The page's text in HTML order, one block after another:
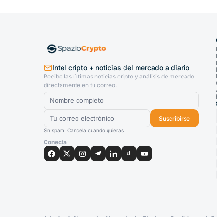
Intel cripto + noticias del mercado a diario
Recibe las últimas noticias cripto y análisis de mercado
directamente en tu correo.
Suscribirse
Sin spam. Cancela cuando quieras.
Conecta